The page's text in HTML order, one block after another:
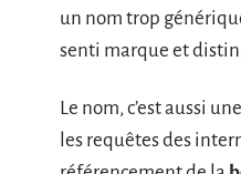
un nom trop
senti marque et
Le nom, c’est aussi
les requêtes des